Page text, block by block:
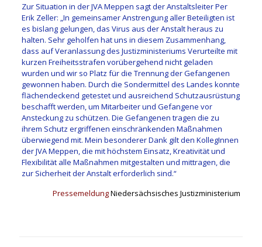
Zur Situation in der JVA Meppen sagt der Anstaltsleiter Per
Erik Zeller: „In gemeinsamer Anstrengung aller Beteiligten ist
es bislang gelungen, das Virus aus der Anstalt heraus zu
halten. Sehr geholfen hat uns in diesem Zusammenhang,
dass auf Veranlassung des Justizministeriums Verurteilte mit
kurzen Freiheitsstrafen vorübergehend nicht geladen
wurden und wir so Platz für die Trennung der Gefangenen
gewonnen haben. Durch die Sondermittel des Landes konnte
flächendeckend getestet und ausreichend Schutzausrüstung
beschafft werden, um Mitarbeiter und Gefangene vor
Ansteckung zu schützen. Die Gefangenen tragen die zu
ihrem Schutz ergriffenen einschränkenden Maßnahmen
überwiegend mit. Mein besonderer Dank gilt den KollegInnen
der JVA Meppen, die mit höchstem Einsatz, Kreativität und
Flexibilität alle Maßnahmen mitgestalten und mittragen, die
zur Sicherheit der Anstalt erforderlich sind.“
PressemeldungNiedersächsisches Justizministerium